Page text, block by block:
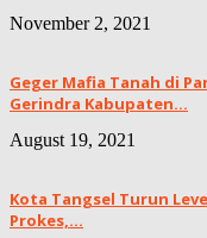
November 2, 2021
Geger Mafia Tanah di
Gerindra Kabupaten...
August 19, 2021
Kota Tangsel Turun
Prokes,...